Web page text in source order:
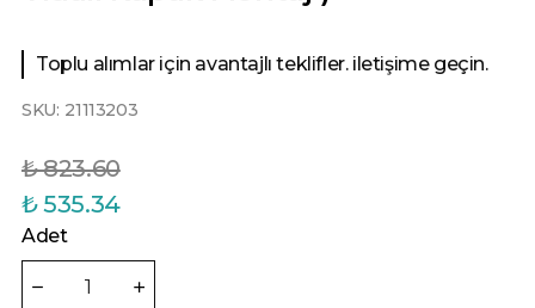
Toplu alımlar için avantajlı teklifler. iletişime geçin.
SKU: 21113203
₺ 823.60
₺ 535.34
Adet